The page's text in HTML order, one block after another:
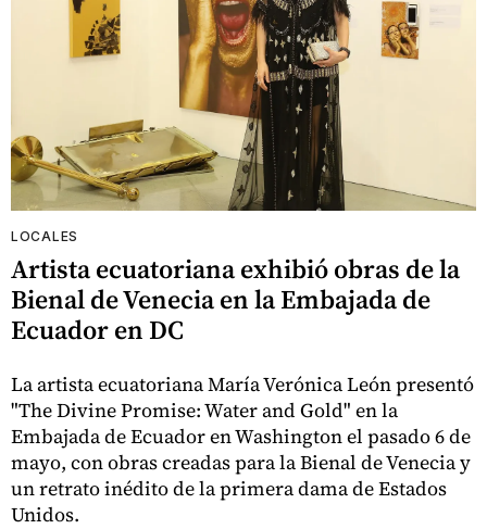
LOCALES
Artista ecuatoriana exhibió obras de la
Bienal de Venecia en la Embajada de
Ecuador en DC
La artista ecuatoriana María Verónica León presentó
"The Divine Promise: Water and Gold" en la
Embajada de Ecuador en Washington el pasado 6 de
mayo, con obras creadas para la Bienal de Venecia y
un retrato inédito de la primera dama de Estados
Unidos.